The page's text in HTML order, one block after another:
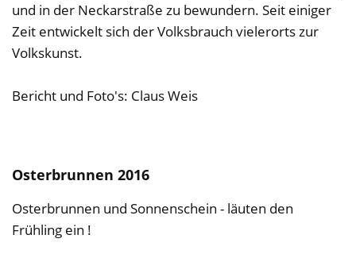
und in der Neckarstraße zu bewundern. Seit einiger
Zeit entwickelt sich der Volksbrauch vielerorts zur
Volkskunst.
Bericht und Foto's: Claus Weis
Osterbrunnen 2016
Osterbrunnen und Sonnenschein - läuten den
Frühling ein !